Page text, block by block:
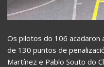
Os pilotos do 106 acadaron
de 130 puntos de
Martínez e Pablo Souto do